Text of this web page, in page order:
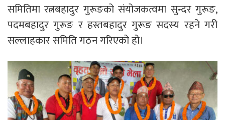
समितिमा रत्नबहादुर गुरूङको संयोजकत्वमा सुन्दर गुरूङ,
पदमबहादुर गुरूङ र हस्तबहादुर गुरूङ सदस्य रहने गरी
सल्लाहकार समिति गठन गरिएको हो।